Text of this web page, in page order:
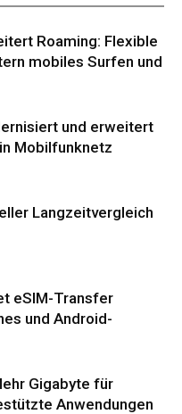
Roaming: Flexible
mobiles Surfen und
und erweitert
Mobilfunknetz
Langzeitvergleich
eSIM-Transfer
und Android-
Gigabyte für
Anwendungen